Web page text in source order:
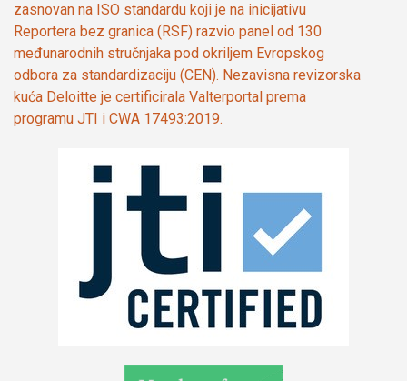
zasnovan na ISO standardu koji je na inicijativu
Reportera bez granica (RSF) razvio panel od 130
međunarodnih stručnjaka pod okriljem Evropskog
odbora za standardizaciju (CEN). Nezavisna revizorska
kuća Deloitte je certificirala Valterportal prema
programu JTI i CWA 17493:2019.